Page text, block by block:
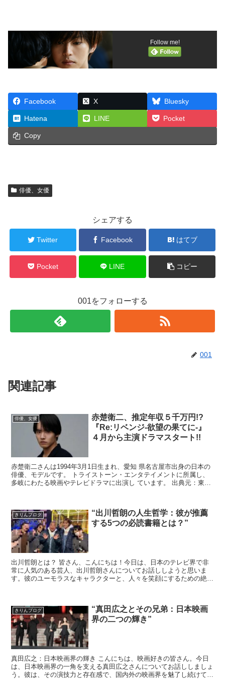
Follow me!
Facebook X Bluesky
Hatena LINE Pocket
Copy
俳優、女優
シェアする
Twitter Facebook はてブ
Pocket LINE コピー
001をフォローする
001
関連記事
俳優、女優
赤楚衛二、推定年収５千万円!?
『Re:リベンジ-欲望の果てに-』
４月から主演ドラマスタート!!
赤楚衛二さんは1994年3月1日生まれ、愛知 県名古屋市出身の日本の
俳優、モデルです​​。 トライストーン・エンタテイメントに所属し、
多岐にわたる映画やテレビドラマに出演し ています。 出典元：東京
きりんブログ
“出川哲朗の人生哲学：彼が推薦
する5つの必読書籍とは？”
出川哲朗とは？ 皆さん、こんにちは！今日は、日本のテレビ界で非
常に人気のある芸人、出川哲朗さんについてお話ししようと思いま
す。彼のユーモラスなキャラクターと、人々を笑顔にするための絶え
きりんブログ
“真田広之とその兄弟：日本映画
界の二つの輝き”
真田広之：日本映画界の輝き こんにちは、映画好きの皆さん。今日
は、日本映画界の一角を支える真田広之さんについてお話ししましょ
う。彼は、その演技力と存在感で、国内外の映画界を魅了し続けてい